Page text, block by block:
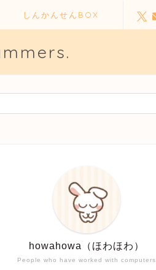
しんかんせんBOX
People who have worked with computers
howahowa（ほわほわ）